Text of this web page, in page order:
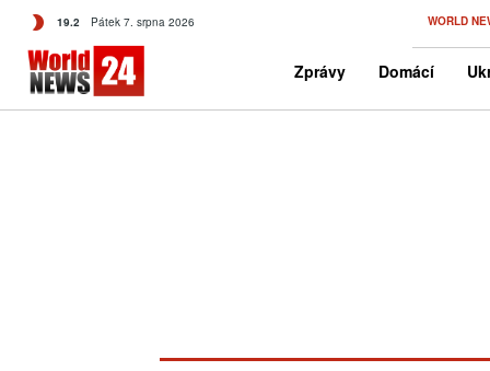
19.2 C Czech
Pátek 7. srpna 2026 WORLD
Zprávy Domácí